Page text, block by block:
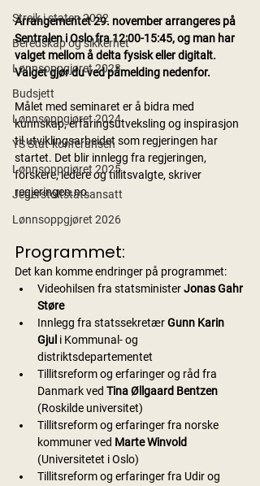
Streik i staten 2022
Beredskap og sikkerhet
Lønnsoppgjøret 2023
Budsjett
Lønnsoppgjøret 2024
YS Stat-konferansen
Lønnsoppgjøret 2025
Jegerstoltstatsansatt
Lønnsoppgjøret 2026
Arrangementet 29. november arrangeres på
Sentralen i Oslo fra 12:00-15:45, og man har
valget mellom å delta fysisk eller digitalt.
Valget gjør du ved påmelding nedenfor.
Målet med seminaret er å bidra med
kunnskap, erfaringsutveksling og inspirasjon
til utviklingsarbeidet som regjeringen har
startet. Det blir innlegg fra regjeringen,
forskere, ledere og tillitsvalgte, skriver
regjeringen.no.
Programmet:
Det kan komme endringer på programmet:
Videohilsen fra statsminister Jonas Gahr
Støre
Innlegg fra statssekretær Gunn Karin
Gjul i Kommunal- og
distriktsdepartementet
Tillitsreform og erfaringer og råd fra
Danmark ved Tina Øllgaard Bentzen
(Roskilde universitet)
Tillitsreform og erfaringer fra norske
kommuner ved Marte Winvold
(Universitetet i Oslo)
Tillitsreform og erfaringer fra Udir og